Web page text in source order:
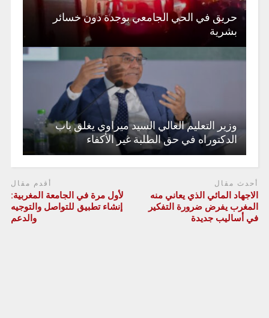
حريق في الحي الجامعي بوجدة دون خسائر
بشرية
وزير التعليم العالي السيد ميراوي يغلق باب
الدكتوراه في حق الطلبة غير الأكفاء
أحدث مقال
الاجهاد المائي الذي يعاني منه
المغرب يفرض ضرورة التفكير
في أساليب جديدة
أقدم مقال
لأول مرة في الجامعة المغربية:
إنشاء تطبيق للتواصل والتوجيه
والدعم